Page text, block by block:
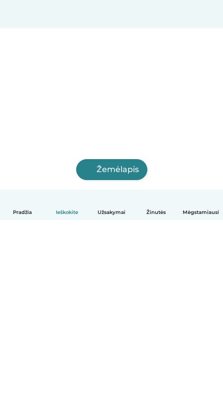
Pradžia Ieškokite Užsakymai Žinutės Mėgstamiausi
Žemėlapis